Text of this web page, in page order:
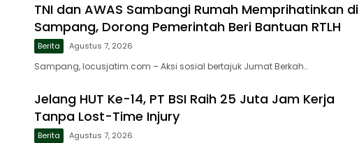
TNI dan AWAS Sambangi Rumah Memprihatinkan di
Sampang, Dorong Pemerintah Beri Bantuan RTLH
Berita Agustus 7, 2026
Sampang, locusjatim.com – Aksi sosial bertajuk Jumat Berkah…
Jelang HUT Ke-14, PT BSI Raih 25 Juta Jam Kerja
Tanpa Lost-Time Injury
Berita Agustus 7, 2026